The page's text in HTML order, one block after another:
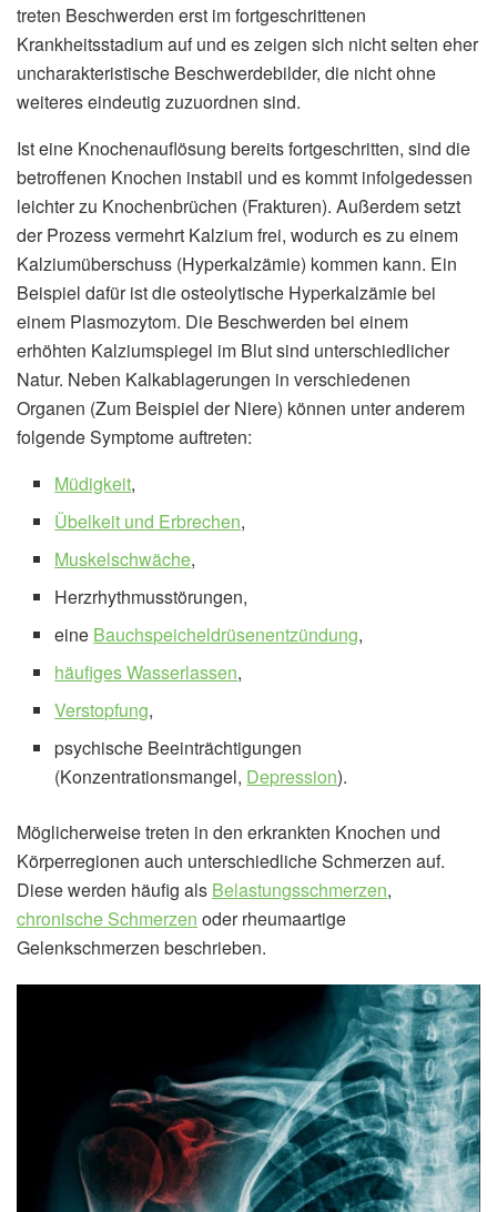
treten Beschwerden erst im fortgeschrittenen
Krankheitsstadium auf und es zeigen sich nicht selten eher
uncharakteristische Beschwerdebilder, die nicht ohne
weiteres eindeutig zuzuordnen sind.
Ist eine Knochenauflösung bereits fortgeschritten, sind die
betroffenen Knochen instabil und es kommt infolgedessen
leichter zu Knochenbrüchen (Frakturen). Außerdem setzt
der Prozess vermehrt Kalzium frei, wodurch es zu einem
Kalziumüberschuss (Hyperkalzämie) kommen kann. Ein
Beispiel dafür ist die osteolytische Hyperkalzämie bei
einem Plasmozytom. Die Beschwerden bei einem
erhöhten Kalziumspiegel im Blut sind unterschiedlicher
Natur. Neben Kalkablagerungen in verschiedenen
Organen (Zum Beispiel der Niere) können unter anderem
folgende Symptome auftreten:
Müdigkeit,
Übelkeit und Erbrechen,
Muskelschwäche,
Herzrhythmusstörungen,
eine Bauchspeicheldrüsenentzündung,
häufiges Wasserlassen,
Verstopfung,
psychische Beeinträchtigungen
(Konzentrationsmangel, Depression).
Möglicherweise treten in den erkrankten Knochen und
Körperregionen auch unterschiedliche Schmerzen auf.
Diese werden häufig als Belastungsschmerzen,
chronische Schmerzen oder rheumaartige
Gelenkschmerzen beschrieben.